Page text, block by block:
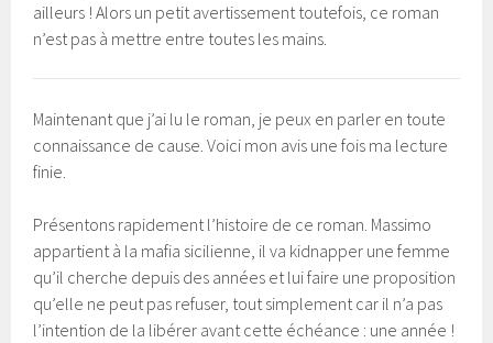
ailleurs ! Alors un petit avertissement toutefois, ce roman
n’est pas à mettre entre toutes les mains.
Maintenant que j’ai lu le roman, je peux en parler en toute
connaissance de cause. Voici mon avis une fois ma lecture
finie.
Présentons rapidement l’histoire de ce roman. Massimo
appartient à la mafia sicilienne, il va kidnapper une femme
qu’il cherche depuis des années et lui faire une proposition
qu’elle ne peut pas refuser, tout simplement car il n’a pas
l’intention de la libérer avant cette échéance : une année !